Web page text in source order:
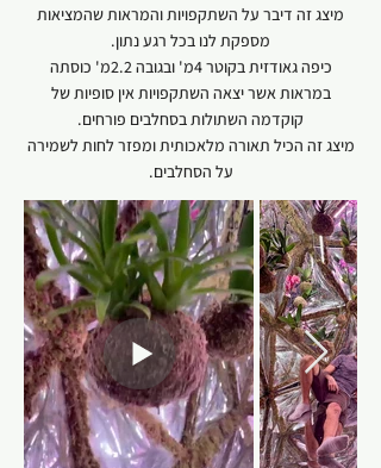
מיצג זה דיבר על השתקפויות והמראות שהמציאות
מספקת לנו בכל רגע נתון.
כיפה גאודזית בקוטר 4מ' ובגובה 2.2מ' כוסתה
במראות אשר יצאה השתקפויות אין סופיות של
קוקדמה השתולות בסחלבים פורחים.
מיצג זה הכיל תאורה מלאכותית ומפזר לחות לשמירה
על הסחלבים.